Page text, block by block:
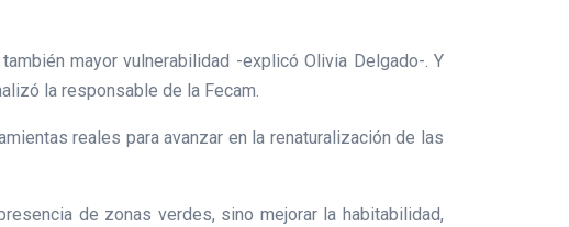
mayor vulnerabilidad -explicó Olivia Delgado-. Y
la responsable de la Fecam.
reales para avanzar en la renaturalización de las
de zonas verdes, sino mejorar la habitabilidad,